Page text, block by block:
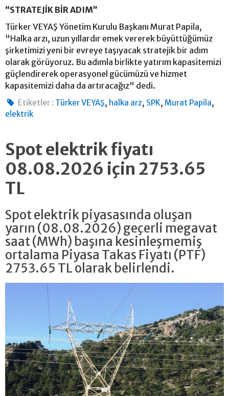
“STRATEJİK BİR ADIM”
Türker VEYAŞ Yönetim Kurulu Başkanı Murat Papila,
"Halka arzı, uzun yıllardır emek vererek büyüttüğümüz
şirketimizi yeni bir evreye taşıyacak stratejik bir adım
olarak görüyoruz. Bu adımla birlikte yatırım kapasitemizi
güçlendirerek operasyonel gücümüzü ve hizmet
kapasitemizi daha da artıracağız" dedi.
Etiketler : Türker VEYAŞ, halka arz, SPK,Murat Papila,
elektrik
Spot elektrik fiyatı
08.08.2026 için 2753.65
TL
Spot elektrik piyasasında oluşan
yarın (08.08.2026) geçerli megavat
saat (MWh) başına kesinleşmemiş
ortalama Piyasa Takas Fiyatı (PTF)
2753.65 TL olarak belirlendi.